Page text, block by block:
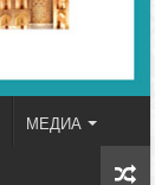
МЕДИА